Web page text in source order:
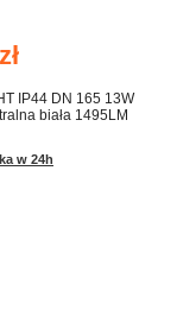
IP44 DN 165 13W
biała 1495LM
w 24h